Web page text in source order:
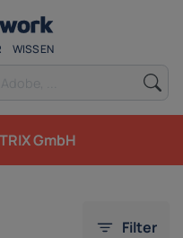
WISSEN
GmbH
Filter